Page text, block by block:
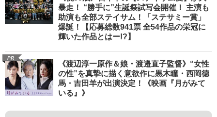
暴走！ “勝手に”生誕祭試写会開催！ 主演も
助演も全部ステイサム！「ステサミー賞」
爆誕！【応募総数941票 全54作品の栄冠に
輝いた作品とはー!?】
PR
《渡辺淳一原作＆娘・渡邉直子監督》“女性
の性”を真摯に描く意欲作に黒木瞳・西岡德
馬・吉田羊が出演決定！《映画『月がみて
いる』》